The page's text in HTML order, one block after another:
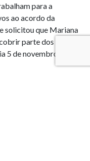
para a
ao acordo da
solicitou que Mariana
parte dos
5 de novembro.